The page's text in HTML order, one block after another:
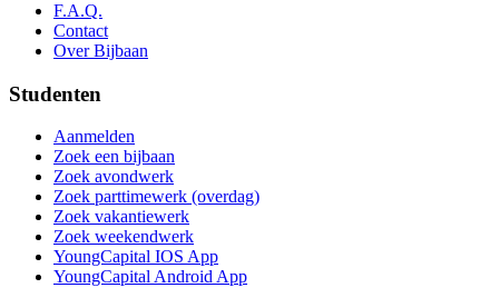
F.A.Q.
Contact
Over Bijbaan
Studenten
Aanmelden
Zoek een bijbaan
Zoek avondwerk
Zoek parttimewerk (overdag)
Zoek vakantiewerk
Zoek weekendwerk
YoungCapital IOS App
YoungCapital Android App